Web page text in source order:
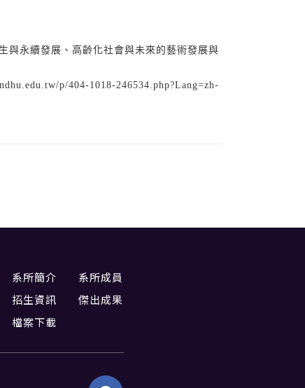
與永續發展、高齡化社會與未來的藝術發展與
p/404-1018-246534.php?Lang=zh-
系所簡介
系所成員
招生資訊
傑出成果
檔案下載